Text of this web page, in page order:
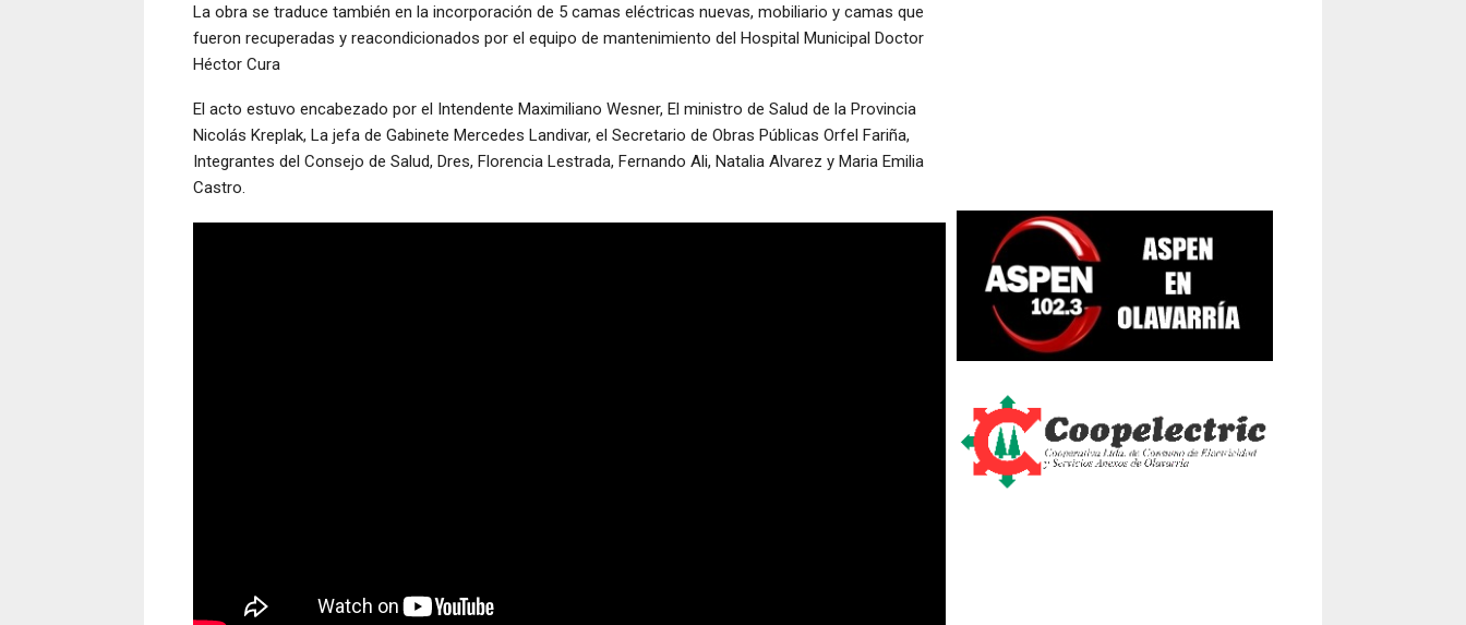
La obra se traduce también en la incorporación de 5 camas eléctricas nuevas, mobiliario y camas que
fueron recuperadas y reacondicionados por el equipo de mantenimiento del Hospital Municipal Doctor
Héctor Cura
El acto estuvo encabezado por el Intendente Maximiliano Wesner, El ministro de Salud de la Provincia
Nicolás Kreplak, La jefa de Gabinete Mercedes Landivar, el Secretario de Obras Públicas Orfel Fariña,
Integrantes del Consejo de Salud, Dres, Florencia Lestrada, Fernando Ali, Natalia Alvarez y Maria Emilia
Castro.